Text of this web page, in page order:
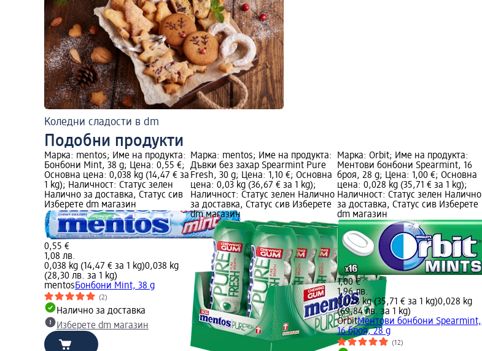
Коледни сладости в dm
Подобни продукти
Марка: mentos; Име на продукта:
Бонбони Mint, 38 g; Цена: 0,55 €;
Основна цена: 0,038 kg (14,47 € за
1 kg); Наличност: Статус зелен
Налично за доставка, Статус сив
Изберете dm магазин
0,55 €
1,08 лв.
0,038 kg (14,47 € за 1 kg)0,038 kg
(28,30 лв. за 1 kg)
mentosБонбони Mint, 38 g
(2)
Налично за доставка
Изберете dm магазин
Марка: mentos; Име на продукта:
Дъвки без захар Spearmint Pure
Fresh, 30 g; Цена: 1,10 €; Основна
цена: 0,03 kg (36,67 € за 1 kg);
Наличност: Статус зелен Налично
за доставка, Статус сив Изберете
dm магазин
Марка: Orbit; Име на продукта:
Ментови бонбони Spearmint, 16
броя, 28 g; Цена: 1,00 €; Основна
цена: 0,028 kg (35,71 € за 1 kg);
Наличност: Статус зелен Налично
за доставка, Статус сив Изберете
dm магазин
1,00 €
1,96 лв.
0,028 kg (35,71 € за 1 kg)0,028 kg
(69,84 лв. за 1 kg)
OrbitМентови бонбони Spearmint,
16 броя, 28 g
(12)